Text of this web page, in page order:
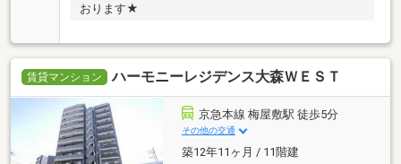
おります★
賃貸マンション ハーモニーレジデンス大森ＷＥＳＴ
京急本線 梅屋敷駅 徒歩5分
その他の交通
築12年11ヶ月 / 11階建